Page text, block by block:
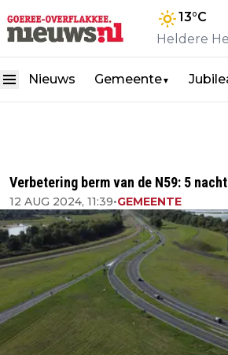
13°C
Heldere
Nieuws Gemeente▼
Verbetering berm van de N59: 5
12 AUG 2024, 11:39•GEMEENTE